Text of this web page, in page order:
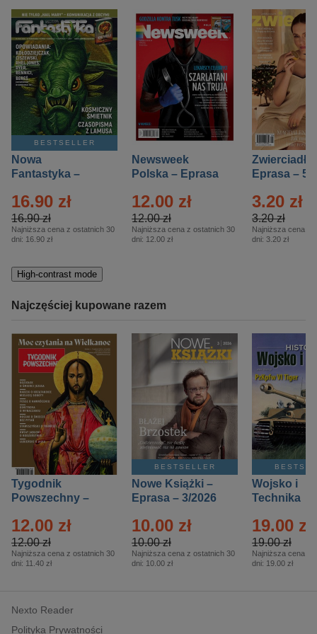
BESTSELLER
Nowa
Fantastyka –
16.90 zł
16.90 zł
Najniższa cena z ostatnich 30
dni: 16.90 zł
Newsweek
Polska – Eprasa
12.00 zł
12.00 zł
Najniższa cena z ostatnich 30
dni: 12.00 zł
Zwierciadło
Eprasa – 5/
3.20 zł
3.20 zł
Najniższa cena z
dni: 3.20 zł
High-contrast mode
Najczęściej kupowane razem
Tygodnik
Powszechny –
12.00 zł
12.00 zł
Najniższa cena z ostatnich 30
dni: 11.40 zł
BESTSELLER
Nowe Książki –
Eprasa – 3/2026
10.00 zł
10.00 zł
Najniższa cena z ostatnich 30
dni: 10.00 zł
Wojsko i
Technika
– 2/2026
19.00 zł
19.00 zł
Najniższa cena z
dni: 19.00 zł
Nexto Reader
Polityka Prywatności